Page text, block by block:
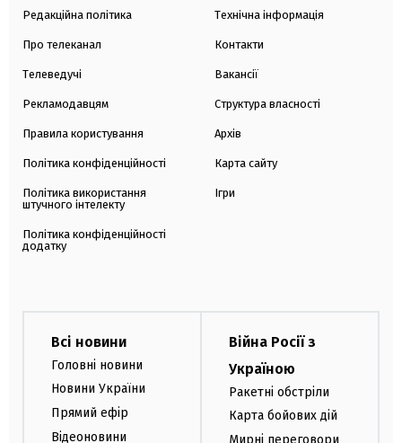
Редакційна політика
Про телеканал
Телеведучі
Рекламодавцям
Правила користування
Політика конфіденційності
Політика використання
штучного інтелекту
Політика конфіденційності
додатку
Технічна інформація
Контакти
Вакансії
Структура власності
Архів
Карта сайту
Ігри
Всі новини
Головні новини
Новини України
Прямий ефір
Відеоновини
Війна Росії з
Україною
Ракетні обстріли
Карта бойових дій
Мирні переговори